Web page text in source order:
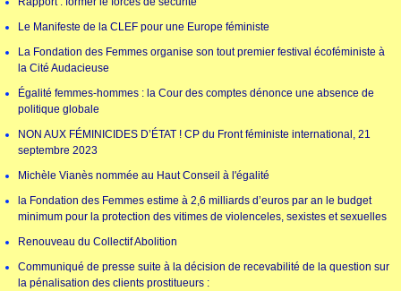
Le Manifeste de la CLEF pour une Europe féministe
La Fondation des Femmes organise son tout premier festival écoféministe à
la Cité Audacieuse
Égalité femmes-hommes : la Cour des comptes dénonce une absence de
politique globale
NON AUX FÉMINICIDES D’ÉTAT ! CP du Front féministe international, 21
septembre 2023
Michèle Vianès nommée au Haut Conseil à l'égalité
la Fondation des Femmes estime à 2,6 milliards d’euros par an le budget
minimum pour la protection des vitimes de violenceles, sexistes et sexuelles
Renouveau du Collectif Abolition
Communiqué de presse suite à la décision de recevabilité de la question sur
la pénalisation des clients prostitueurs :